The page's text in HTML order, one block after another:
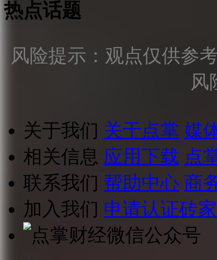
热点话题
风险提示：观点仅供参
风
关于我们 关于点掌 媒
相关信息 应用下载 点
联系我们 帮助中心 商
加入我们 申请认证砖家